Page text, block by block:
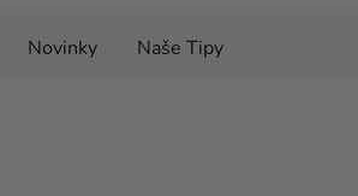
Novinky Naše Tipy